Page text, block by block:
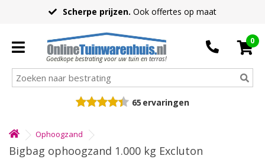
Scherpe prijzen. Ook offertes op maat
Goedkope bestrating voor uw tuin en terras!
0
65 ervaringen
Ophoogzand
Bigbag ophoogzand 1.000 kg Excluton